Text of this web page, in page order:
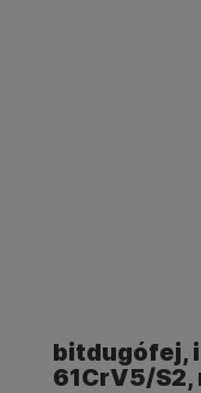
bitdugófej,
61CrV5/